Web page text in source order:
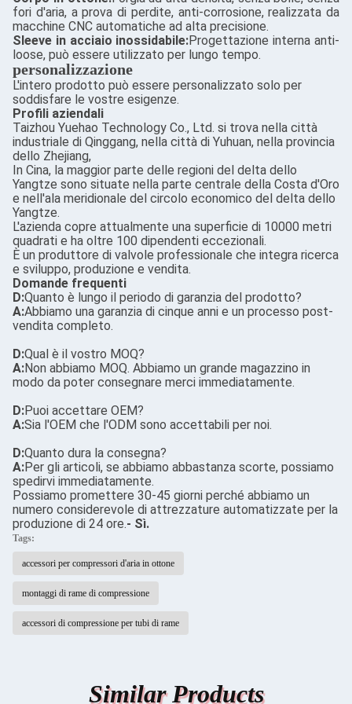
fori d'aria, a prova di perdite, anti-corrosione, realizzata da
macchine CNC automatiche ad alta precisione.
Sleeve in acciaio inossidabile:Progettazione interna anti-
loose, può essere utilizzato per lungo tempo.
personalizzazione
L'intero prodotto può essere personalizzato solo per
soddisfare le vostre esigenze.
Profili aziendali
Taizhou Yuehao Technology Co., Ltd. si trova nella città
industriale di Qinggang, nella città di Yuhuan, nella provincia
dello Zhejiang,
In Cina, la maggior parte delle regioni del delta dello
Yangtze sono situate nella parte centrale della Costa d'Oro
e nell'ala meridionale del circolo economico del delta dello
Yangtze.
L'azienda copre attualmente una superficie di 10000 metri
quadrati e ha oltre 100 dipendenti eccezionali.
È un produttore di valvole professionale che integra ricerca
e sviluppo, produzione e vendita.
Domande frequenti
D:Quanto è lungo il periodo di garanzia del prodotto?
A:Abbiamo una garanzia di cinque anni e un processo post-
vendita completo.
D:Qual è il vostro MOQ?
A:Non abbiamo MOQ. Abbiamo un grande magazzino in
modo da poter consegnare merci immediatamente.
D:Puoi accettare OEM?
A:Sia l'OEM che l'ODM sono accettabili per noi.
D:Quanto dura la consegna?
A:Per gli articoli, se abbiamo abbastanza scorte, possiamo
spedirvi immediatamente.
Possiamo promettere 30-45 giorni perché abbiamo un
numero considerevole di attrezzature automatizzate per la
produzione di 24 ore.- Sì.
Tags:
accessori per compressori d'aria in ottone
montaggi di rame di compressione
accessori di compressione per tubi di rame
Similar Products